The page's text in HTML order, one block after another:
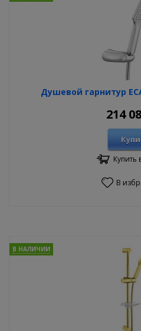
Душевой гарнитур
214
Купить
В
В НАЛИЧИИ